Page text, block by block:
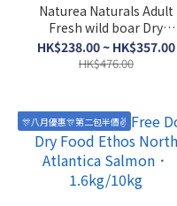
Naturea Naturals Adult
Fresh wild boar Dry
Food．2kg/12kg
HK$238.00 ~ HK$357.00
HK$476.00
🎊八月優惠🎊第二包半價✌️